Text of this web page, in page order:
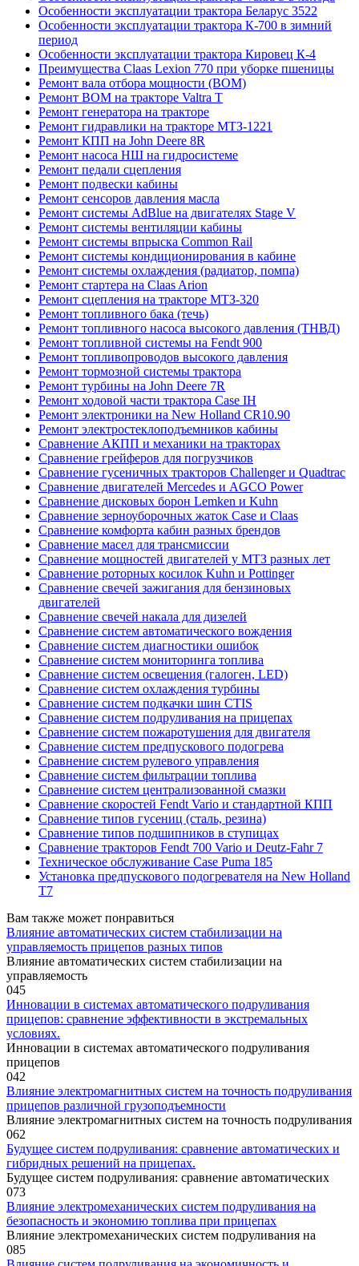
Особенности эксплуатации трактора Беларус 3522
Особенности эксплуатации трактора К-700 в зимний
период
Особенности эксплуатации трактора Кировец К-4
Преимущества Claas Lexion 770 при уборке пшеницы
Ремонт вала отбора мощности (ВОМ)
Ремонт ВОМ на тракторе Valtra T
Ремонт генератора на тракторе
Ремонт гидравлики на тракторе МТЗ-1221
Ремонт КПП на John Deere 8R
Ремонт насоса НШ на гидросистеме
Ремонт педали сцепления
Ремонт подвески кабины
Ремонт сенсоров давления масла
Ремонт системы AdBlue на двигателях Stage V
Ремонт системы вентиляции кабины
Ремонт системы впрыска Common Rail
Ремонт системы кондиционирования в кабине
Ремонт системы охлаждения (радиатор, помпа)
Ремонт стартера на Claas Arion
Ремонт сцепления на тракторе МТЗ-320
Ремонт топливного бака (течь)
Ремонт топливного насоса высокого давления (ТНВД)
Ремонт топливной системы на Fendt 900
Ремонт топливопроводов высокого давления
Ремонт тормозной системы трактора
Ремонт турбины на John Deere 7R
Ремонт ходовой части трактора Case IH
Ремонт электроники на New Holland CR10.90
Ремонт электростеклоподъемников кабины
Сравнение АКПП и механики на тракторах
Сравнение грейферов для погрузчиков
Сравнение гусеничных тракторов Challenger и Quadtrac
Сравнение двигателей Mercedes и AGCO Power
Сравнение дисковых борон Lemken и Kuhn
Сравнение зерноуборочных жаток Case и Claas
Сравнение комфорта кабин разных брендов
Сравнение масел для трансмиссии
Сравнение мощностей двигателей у МТЗ разных лет
Сравнение роторных косилок Kuhn и Pottinger
Сравнение свечей зажигания для бензиновых
двигателей
Сравнение свечей накала для дизелей
Сравнение систем автоматического вождения
Сравнение систем диагностики ошибок
Сравнение систем мониторинга топлива
Сравнение систем освещения (галоген, LED)
Сравнение систем охлаждения турбины
Сравнение систем подкачки шин CTIS
Сравнение систем подруливания на прицепах
Сравнение систем пожаротушения для двигателя
Сравнение систем предпускового подогрева
Сравнение систем рулевого управления
Сравнение систем фильтрации топлива
Сравнение систем централизованной смазки
Сравнение скоростей Fendt Vario и стандартной КПП
Сравнение типов гусениц (сталь, резина)
Сравнение типов подшипников в ступицах
Сравнение тракторов Fendt 700 Vario и Deutz-Fahr 7
Техническое обслуживание Case Puma 185
Установка предпускового подогревателя на New Holland
T7
Вам также может понравиться
Влияние автоматических систем стабилизации на
управляемость прицепов разных типов
Влияние автоматических систем стабилизации на
управляемость
045
Инновации в системах автоматического подруливания
прицепов: сравнение эффективности в экстремальных
условиях.
Инновации в системах автоматического подруливания
прицепов
042
Влияние электромагнитных систем на точность подруливания
прицепов различной грузоподъемности
Влияние электромагнитных систем на точность подруливания
062
Будущее систем подруливания: сравнение автоматических и
гибридных решений на прицепах.
Будущее систем подруливания: сравнение автоматических
073
Влияние электромеханических систем подруливания на
безопасность и экономию топлива при прицепах
Влияние электромеханических систем подруливания на
085